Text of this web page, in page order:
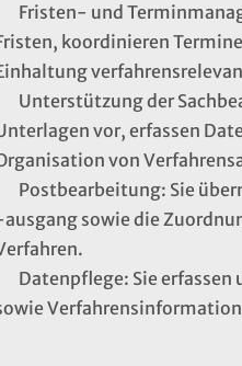
Fristen- und
koordinieren
Unterstützung der
vor, erfassen
von
Postbearbeitung: Sie
sowie die
Datenpflege: Sie